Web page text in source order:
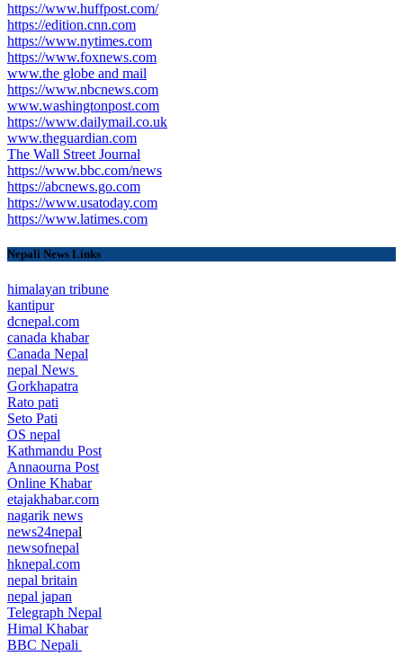
https://www.huffpost.com/
https://edition.cnn.com
https://www.nytimes.com
https://www.foxnews.com
www.the globe and mail
https://www.nbcnews.com
www.washingtonpost.com
https://www.dailymail.co.uk
www.theguardian.com
The Wall Street Journal
https://www.bbc.com/news
https://abcnews.go.com
https://www.usatoday.com
https://www.latimes.com
Nepali News Links
himalayan tribune
kantipur
dcnepal.com
canada khabar
Canada Nepal​
nepal News
Gorkhapatra
Rato pati
Seto Pati
OS nepal
Kathmandu Post
Annaourna Post
Online Khabar
etajakhabar.com
nagarik news
news24nepal
newsofnepal
hknepal.com
nepal britain
nepal japan
Telegraph Nepal
Himal Khabar
BBC Nepali